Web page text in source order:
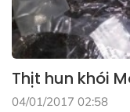
Thịt hun khói
04/01/2017 02:58